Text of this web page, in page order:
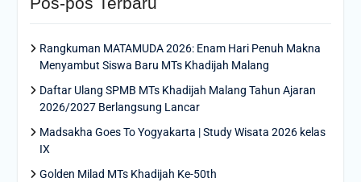
Rangkuman MATAMUDA 2026: Enam Hari Penuh Makna
Menyambut Siswa Baru MTs Khadijah Malang
Daftar Ulang SPMB MTs Khadijah Malang Tahun Ajaran
2026/2027 Berlangsung Lancar
Madsakha Goes To Yogyakarta | Study Wisata 2026 kelas
IX
Golden Milad MTs Khadijah Ke-50th